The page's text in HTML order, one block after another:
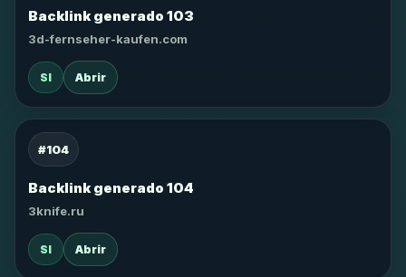
Backlink generado 103
3d-fernseher-kaufen.com
SI Abrir
#104
Backlink generado 104
3knife.ru
SI Abrir